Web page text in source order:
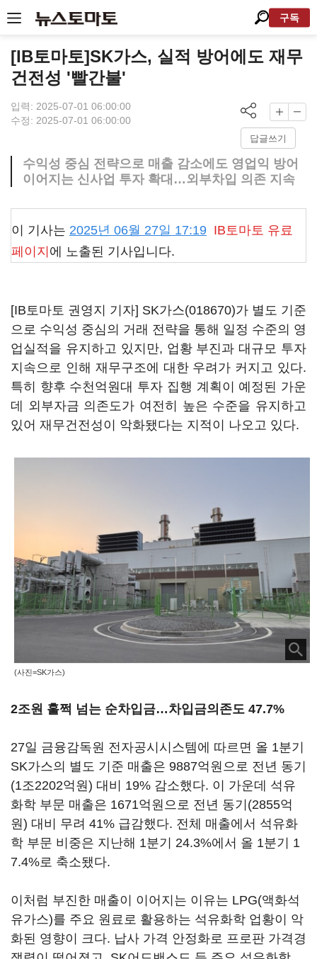
구독
[IB토마토]SK가스, 실적 방어에도 재무
건전성 '빨간불'
입력: 2025-07-01 06:00:00
수정: 2025-07-01 06:00:00
답글쓰기
수익성 중심 전략으로 매출 감소에도 영업익 방어
이어지는 신사업 투자 확대…외부차입 의존 지속
이 기사는 2025년 06월 27일 17:19 IB토마토 유료
페이지 에 노출된 기사입니다.
[IB토마토 권영지 기자] SK가스(018670)가 별도 기준
으로 수익성 중심의 거래 전략을 통해 일정 수준의 영
업실적을 유지하고 있지만, 업황 부진과 대규모 투자
지속으로 인해 재무구조에 대한 우려가 커지고 있다.
특히 향후 수천억원대 투자 집행 계획이 예정된 가운
데 외부자금 의존도가 여전히 높은 수준을 유지하고
있어 재무건전성이 악화됐다는 지적이 나오고 있다.
(사진=SK가스)
2조원 훌쩍 넘는 순차입금…차입금의존도 47.7%
27일 금융감독원 전자공시시스템에 따르면 올 1분기
SK가스의 별도 기준 매출은 9887억원으로 전년 동기
(1조2202억원) 대비 19% 감소했다. 이 가운데 석유
화학 부문 매출은 1671억원으로 전년 동기(2855억
원) 대비 무려 41% 급감했다. 전체 매출에서 석유화
학 부문 비중은 지난해 1분기 24.3%에서 올 1분기 1
7.4%로 축소됐다.
이처럼 부진한 매출이 이어지는 이유는 LPG(액화석
유가스)를 주요 원료로 활용하는 석유화학 업황이 악
화된 영향이 크다. 납사 가격 안정화로 프로판 가격경